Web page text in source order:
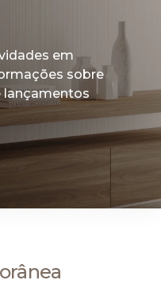
em
sobre
lançamentos